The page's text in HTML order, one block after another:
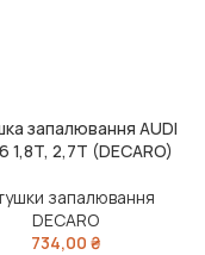
запалювання AUDI
1,8T, 2,7T (DECARO)
запалювання
DECARO
734,00 ₴